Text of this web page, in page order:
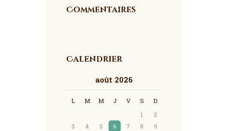
Commentaires
Calendrier
août 2026
L M M J V S
D
1
2
3
4 5 6 7 8
9